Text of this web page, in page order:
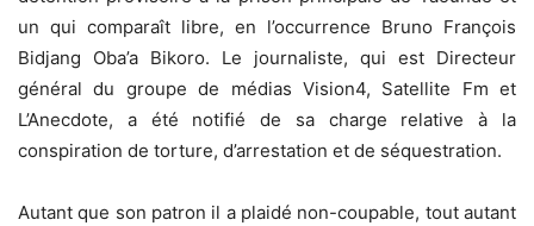
un qui comparaît libre, en l’occurrence Bruno François
Bidjang Oba’a Bikoro. Le journaliste, qui est Directeur
général du groupe de médias Vision4, Satellite Fm et
L’Anecdote, a été notifié de sa charge relative à la
conspiration de torture, d’arrestation et de séquestration.
Autant que son patron il a plaidé non-coupable, tout autant